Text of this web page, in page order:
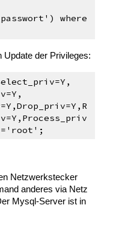
where
Update der Privileges:
Netzwerkstecker
anderes via Netz
Mysql-Server ist in